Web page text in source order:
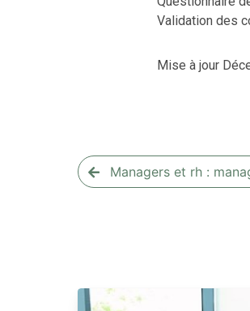
Validation des
​​​​​​​Mise à jour
Managers et rh :